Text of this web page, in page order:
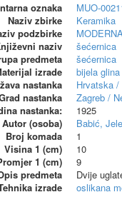
oznaka
MUO-
Naziv zbirke
Keramika
podzbirke
naziv
šećernica
predmeta
šećernica
izrade
bijela glina
nastanka
Hrvatska
nastanka
Zagreb /
nastanka:
1925
Autor (osoba)
Babić,
Broj komada
1
Visina 1 (cm)
10
1 (cm)
9
predmeta
Dvije
izrade
oslikana